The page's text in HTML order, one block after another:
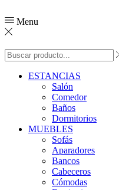
Menu
ESTANCIAS
Salón
Comedor
Baños
Dormitorios
MUEBLES
Sofás
Aparadores
Bancos
Cabeceros
Cómodas